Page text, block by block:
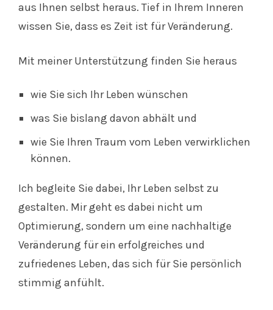
aus Ihnen selbst heraus. Tief in Ihrem Inneren
wissen Sie, dass es Zeit ist für Veränderung.
Mit meiner Unterstützung finden Sie heraus
wie Sie sich Ihr Leben wünschen
was Sie bislang davon abhält und
wie Sie Ihren Traum vom Leben verwirklichen
können.
Ich begleite Sie dabei, Ihr Leben selbst zu
gestalten. Mir geht es dabei nicht um
Optimierung, sondern um eine nachhaltige
Veränderung für ein erfolgreiches und
zufriedenes Leben, das sich für Sie persönlich
stimmig anfühlt.